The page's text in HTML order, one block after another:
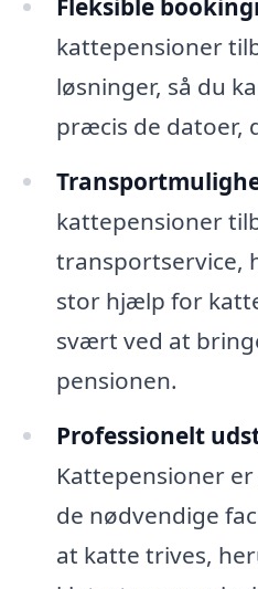
Fleksible
kattepensioner
løsninger, så du
præcis de datoer,
kattepensioner
transportservice,
stor hjælp for
svært ved at
pensionen.
Professionelt
Kattepensioner
de nødvendige
at katte trives,